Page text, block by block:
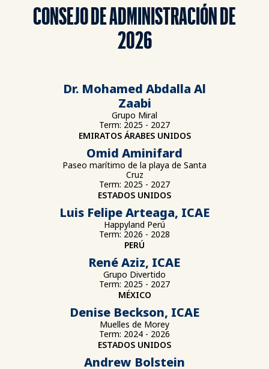
CONSEJO DE ADMINISTRACIÓN DE
2026
Dr. Mohamed Abdalla Al
Zaabi
Grupo Miral
Term: 2025 - 2027
EMIRATOS ÁRABES UNIDOS
Omid Aminifard
Paseo marítimo de la playa de Santa
Cruz
Term: 2025 - 2027
ESTADOS UNIDOS
Luis Felipe Arteaga, ICAE
Happyland Perú
Term: 2026 - 2028
PERÚ
René Aziz, ICAE
Grupo Divertido
Term: 2025 - 2027
MÉXICO
Denise Beckson, ICAE
Muelles de Morey
Term: 2024 - 2026
ESTADOS UNIDOS
Andrew Bolstein